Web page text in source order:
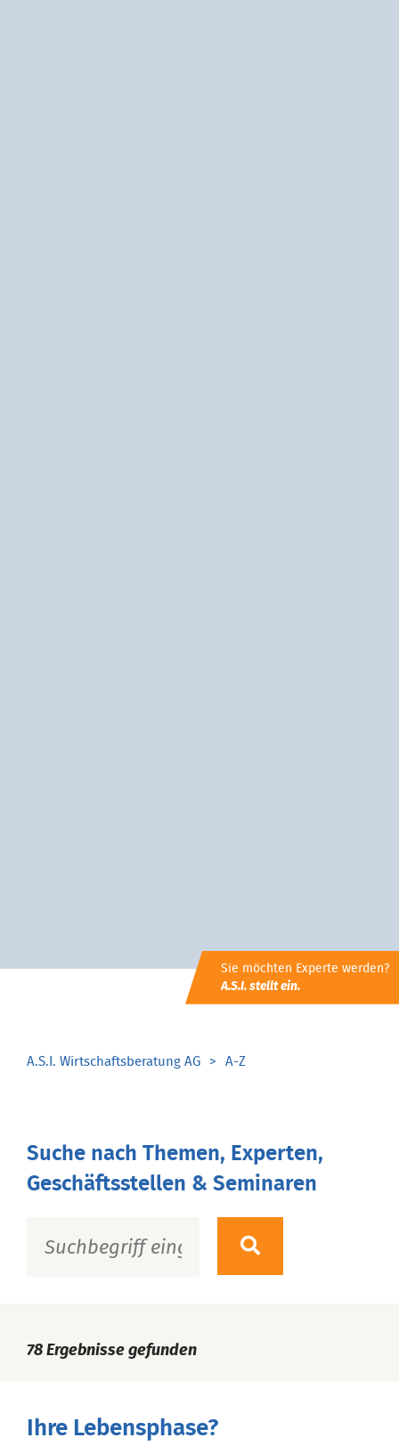
Sie möchten Experte werden?
A.S.I. stellt ein.
A.S.I. Wirtschaftsberatung AG A-Z
Suche nach Themen, Experten,
Geschäftsstellen & Seminaren
78 Ergebnisse gefunden
Ihre Lebensphase?